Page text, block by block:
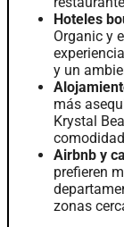
Hoteles
Organic y
y un
más
Krystal
Airbnb y
prefieren
zonas